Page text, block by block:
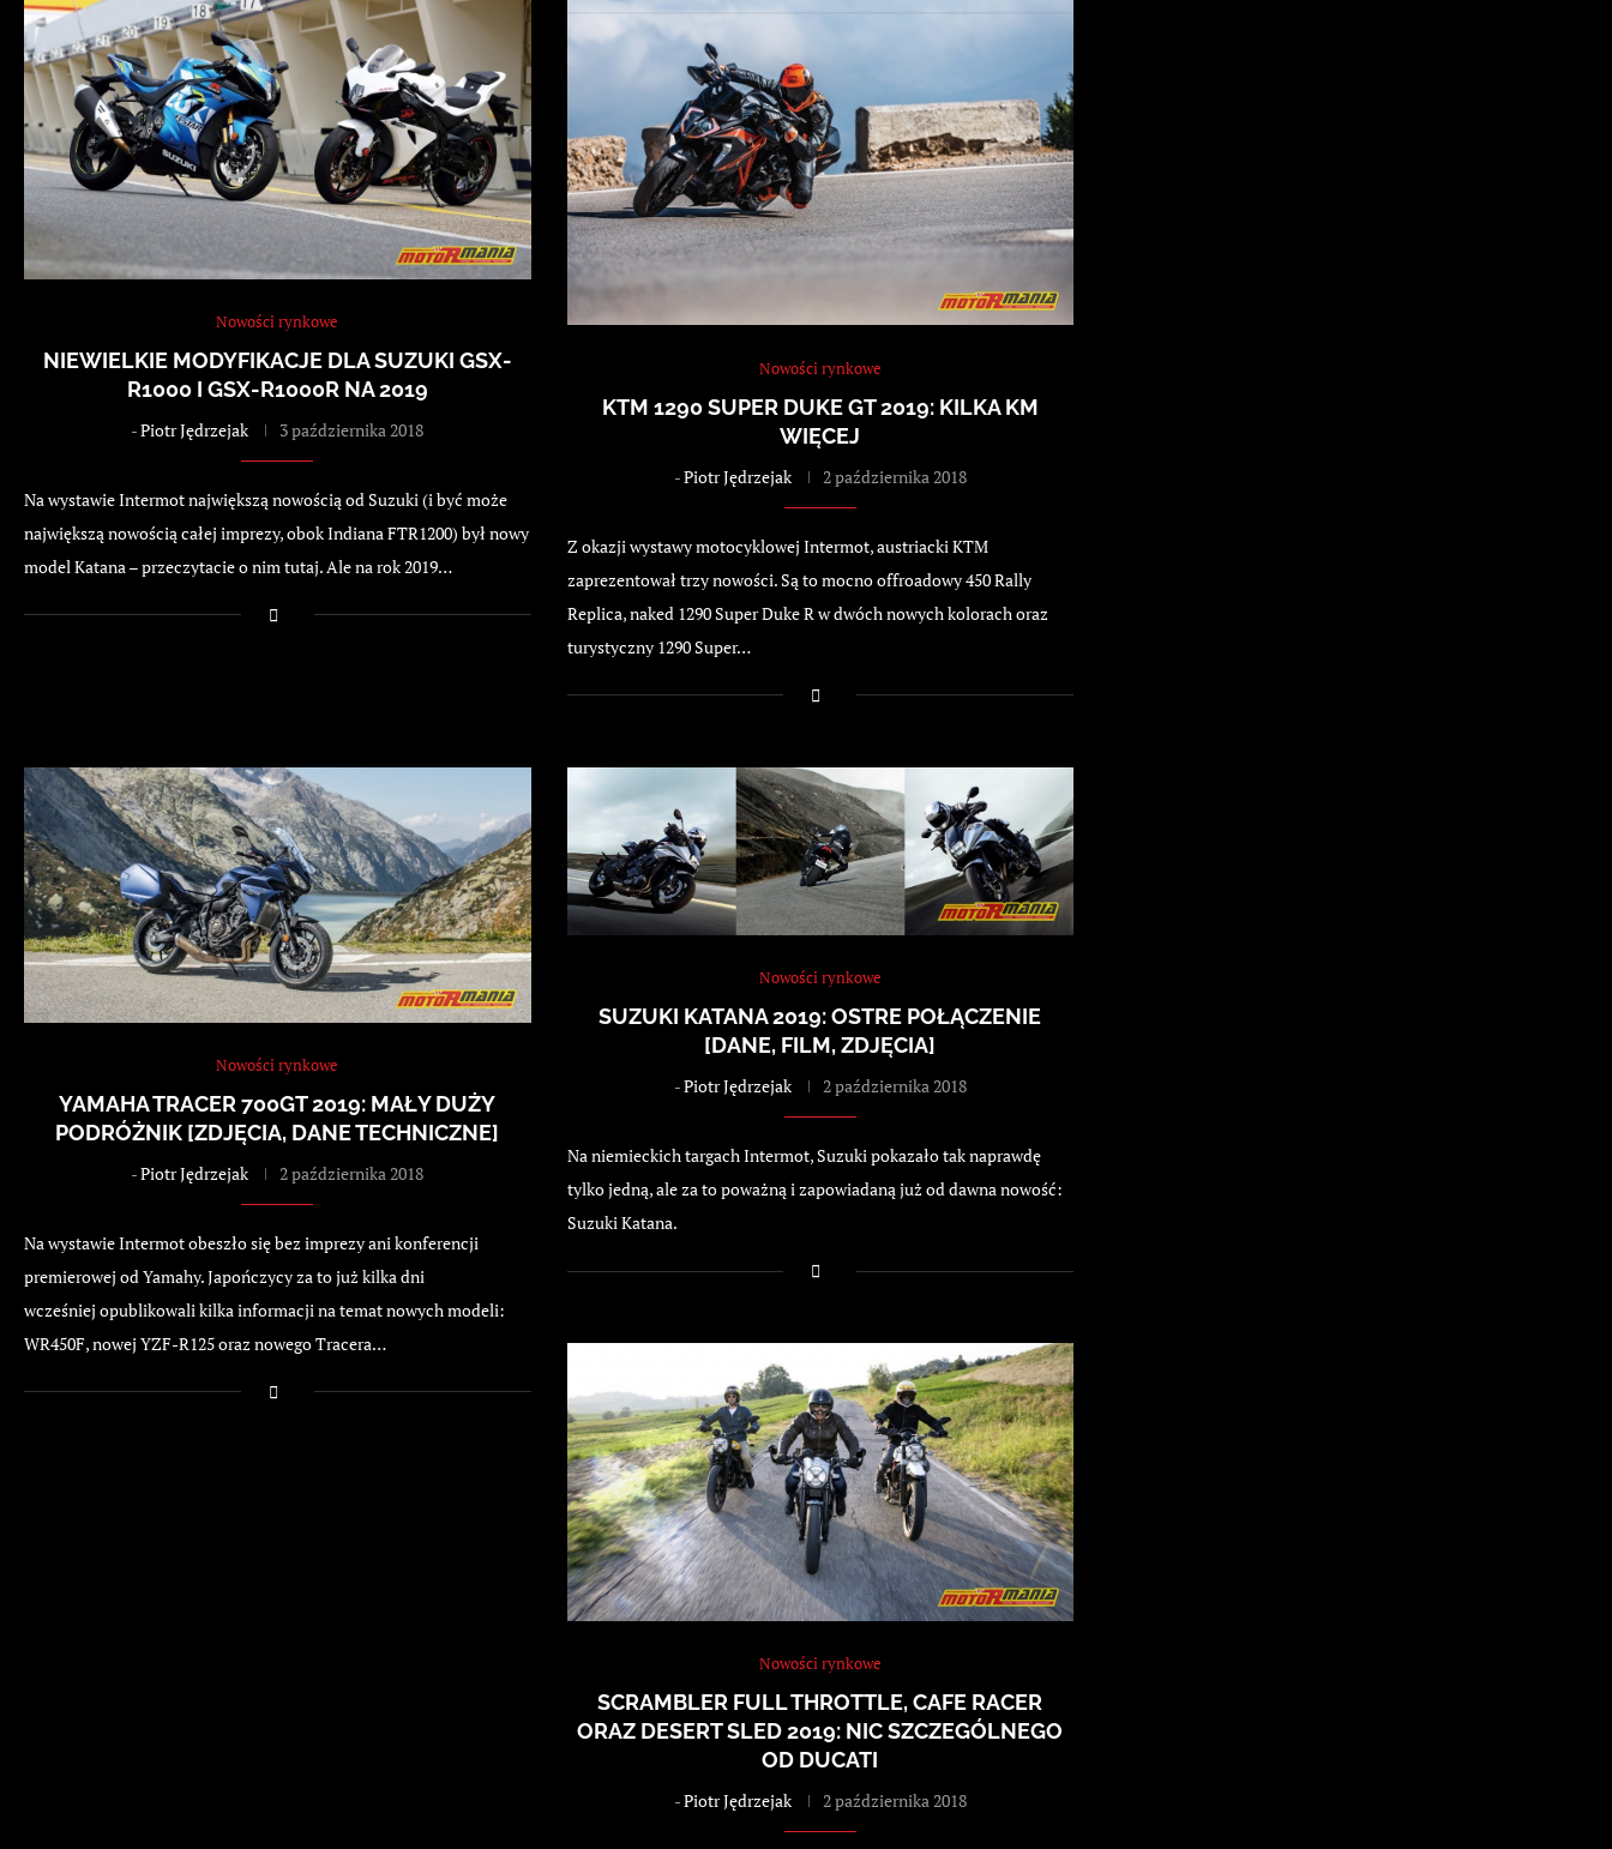
Nowości rynkowe
NIEWIELKIE MODYFIKACJE DLA SUZUKI GSX-
R1000 I GSX-R1000R NA 2019
-Piotr Jędrzejak 3 października 2018
Na wystawie Intermot największą nowością od Suzuki (i być może
największą nowością całej imprezy, obok Indiana FTR1200) był nowy
model Katana – przeczytacie o nim tutaj. Ale na rok 2019…
Nowości rynkowe
KTM 1290 SUPER DUKE GT 2019: KILKA KM
WIĘCEJ
-Piotr Jędrzejak 2 października 2018
Z okazji wystawy motocyklowej Intermot, austriacki KTM
zaprezentował trzy nowości. Są to mocno offroadowy 450 Rally
Replica, naked 1290 Super Duke R w dwóch nowych kolorach oraz
turystyczny 1290 Super…
Nowości rynkowe
YAMAHA TRACER 700GT 2019: MAŁY DUŻY
PODRÓŻNIK [ZDJĘCIA, DANE TECHNICZNE]
-Piotr Jędrzejak 2 października 2018
Na wystawie Intermot obeszło się bez imprezy ani konferencji
premierowej od Yamahy. Japończycy za to już kilka dni
wcześniej opublikowali kilka informacji na temat nowych modeli:
WR450F, nowej YZF-R125 oraz nowego Tracera…
Nowości rynkowe
SUZUKI KATANA 2019: OSTRE POŁĄCZENIE
[DANE, FILM, ZDJĘCIA]
-Piotr Jędrzejak 2 października 2018
Na niemieckich targach Intermot, Suzuki pokazało tak naprawdę
tylko jedną, ale za to poważną i zapowiadaną już od dawna nowość:
Suzuki Katana.
Nowości rynkowe
SCRAMBLER FULL THROTTLE, CAFE RACER
ORAZ DESERT SLED 2019: NIC SZCZEGÓLNEGO
OD DUCATI
-Piotr Jędrzejak 2 października 2018